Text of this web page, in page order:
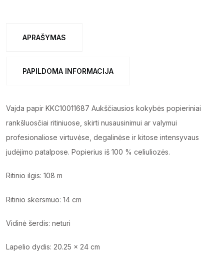
KK
quantity
APRAŠYMAS
PAPILDOMA INFORMACIJA
Vajda papir KKC10011687 Aukščiausios kokybės popieriniai
rankšluosčiai ritiniuose, skirti nusausinimui ar valymui
profesionaliose virtuvėse, degalinėse ir kitose intensyvaus
judėjimo patalpose. Popierius iš 100 % celiuliozės.
Ritinio ilgis: 108 m
Ritinio skersmuo: 14 cm
Vidinė šerdis: neturi
Lapelio dydis: 20.25 x 24 cm